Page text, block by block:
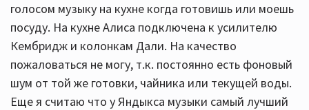
голосом музыку на кухне когда готовишь или моешь
посуду. На кухне Алиса подключена к усилителю
Кембридж и колонкам Дали. На качество
пожаловаться не могу, т.к. постоянно есть фоновый
шум от той же готовки, чайника или текущей воды.
Еще я считаю что у Яндыкса музыки самый лучший